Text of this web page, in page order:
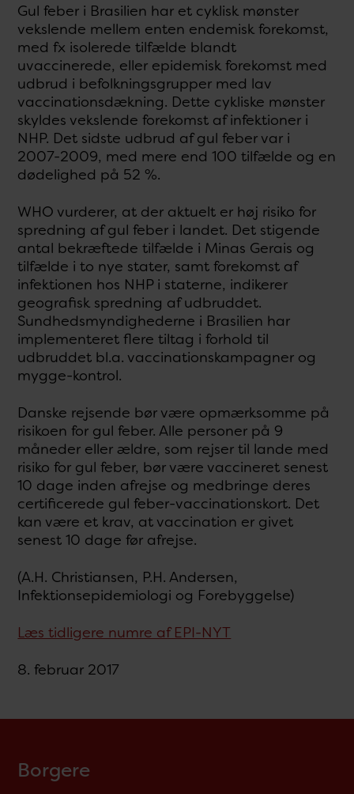
Gul feber i Brasilien har et cyklisk mønster
vekslende mellem enten endemisk forekomst,
med fx isolerede tilfælde blandt
uvaccinerede, eller epidemisk forekomst med
udbrud i befolkningsgrupper med lav
vaccinationsdækning. Dette cykliske mønster
skyldes vekslende forekomst af infektioner i
NHP. Det sidste udbrud af gul feber var i
2007-2009, med mere end 100 tilfælde og en
dødelighed på 52 %.
WHO vurderer, at der aktuelt er høj risiko for
spredning af gul feber i landet. Det stigende
antal bekræftede tilfælde i Minas Gerais og
tilfælde i to nye stater, samt forekomst af
infektionen hos NHP i staterne, indikerer
geografisk spredning af udbruddet.
Sundhedsmyndighederne i Brasilien har
implementeret flere tiltag i forhold til
udbruddet bl.a. vaccinationskampagner og
mygge-kontrol.
Danske rejsende bør være opmærksomme på
risikoen for gul feber. Alle personer på 9
måneder eller ældre, som rejser til lande med
risiko for gul feber, bør være vaccineret senest
10 dage inden afrejse og medbringe deres
certificerede gul feber-vaccinationskort. Det
kan være et krav, at vaccination er givet
senest 10 dage før afrejse.
(A.H. Christiansen, P.H. Andersen,
Infektionsepidemiologi og Forebyggelse)
Læs tidligere numre af EPI-NYT
8. februar 2017
Borgere